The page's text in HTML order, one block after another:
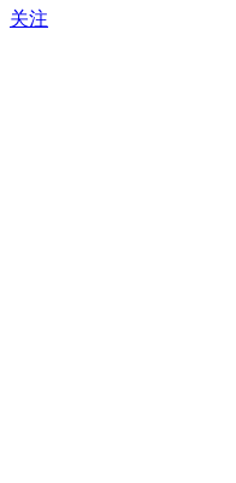
关注